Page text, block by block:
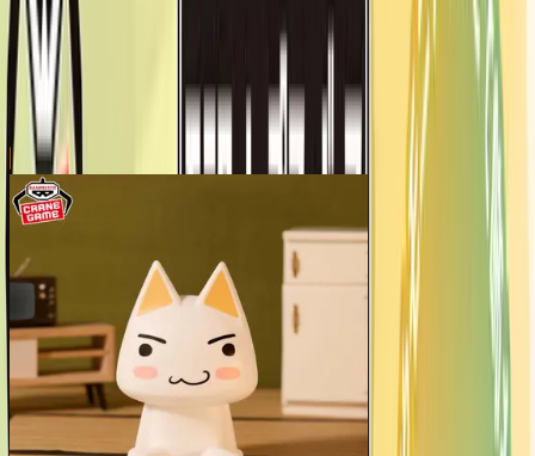
| どこでもいっしょ の景品